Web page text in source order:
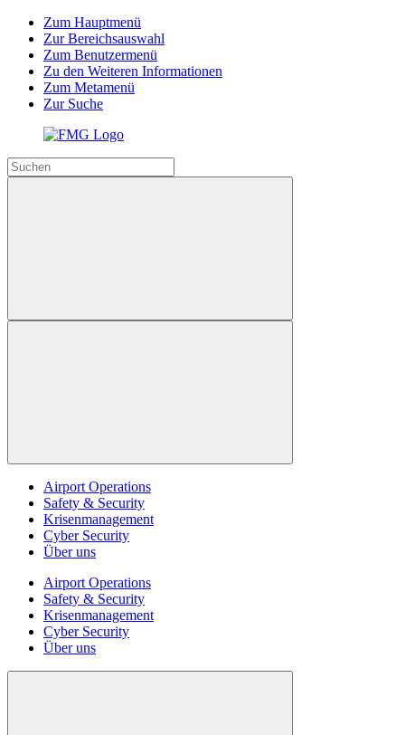
Zum Hauptmenü
Zur Bereichsauswahl
Zum Benutzermenü
Zu den Weiteren Informationen
Zum Metamenü
Zur Suche
Airport Operations
Safety & Security
Krisenmanagement
Cyber Security
Über uns
Airport Operations
Safety & Security
Krisenmanagement
Cyber Security
Über uns